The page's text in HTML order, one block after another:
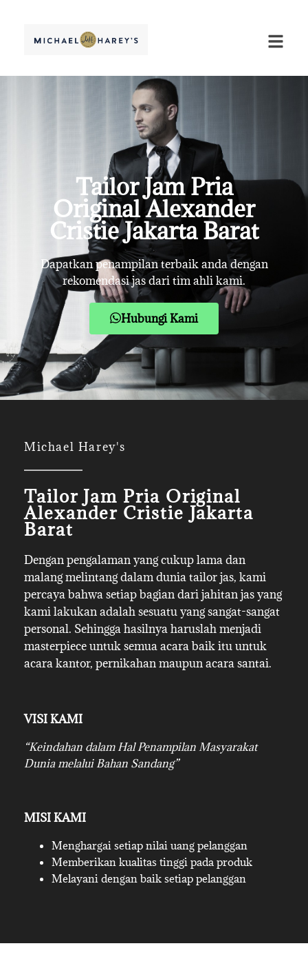
Tailor Jam Pria
Original Alexander
Cristie Jakarta Barat
Dapatkan penampilan terbaik anda dengan
rekomendasi jas dari tim ahli kami.
Hubungi Kami
Michael Harey's
Tailor Jam Pria Original
Alexander Cristie Jakarta
Barat
Dengan pengalaman yang cukup lama dan
malang melintang dalam dunia tailor jas, kami
percaya bahwa setiap bagian dari jahitan jas yang
kami lakukan adalah sesuatu yang sangat-sangat
personal. Sehingga hasilnya haruslah menjadi
masterpiece untuk semua acara baik itu untuk
acara kantor, pernikahan maupun acara santai.
VISI KAMI
“Keindahan dalam Hal Penampilan Masyarakat
Dunia melalui Bahan Sandang”
MISI KAMI
Menghargai setiap nilai uang pelanggan
Memberikan kualitas tinggi pada produk
Melayani dengan baik setiap pelanggan